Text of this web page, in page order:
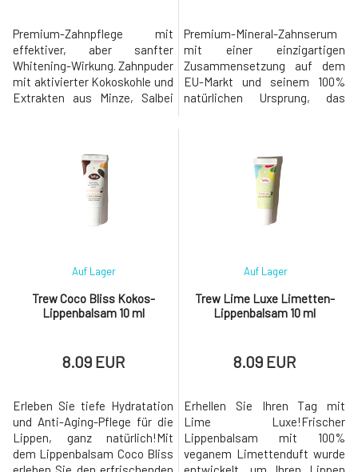
Premium-Zahnpflege mit
effektiver, aber sanfter
Whitening-Wirkung. Zahnpuder
mit aktivierter Kokoskohle und
Extrakten aus Minze, Salbei
Zahnschmelzes und sorgt für
langanhaltende Frische des
Atems. Seine 100% natürliche
Zusammensetzung ohne
Fluorid respektiert den
Premium-Mineral-Zahnserum
mit einer einzigartigen
Zusammensetzung auf dem
EU-Markt und seinem 100%
natürlichen Ursprung, das
Kompromisse vereint. Das
Zahnpflegeserum vereint die
kraftvolle Wirkung natürlicher
Mineralien, antioxidativ reicher
Fruchtextrakte u
Trew Coco Bliss Kokos-
Lippenbalsam 10 ml
Auf Lager
8.09 EUR
Erleben Sie tiefe Hydratation
und Anti-Aging-Pflege für die
Lippen, ganz natürlich!Mit
dem Lippenbalsam Coco Bliss
Trew Lime Luxe Limetten-
Lippenbalsam 10 ml
Auf Lager
8.09 EUR
Erhellen Sie Ihren Tag mit
Lime Luxe!Frischer
Lippenbalsam mit 100%
veganem Limettenduft wurde